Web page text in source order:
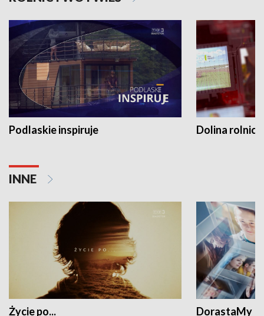
Podlaskie inspiruje Dolina
INNE
Życie po... DorastaMy